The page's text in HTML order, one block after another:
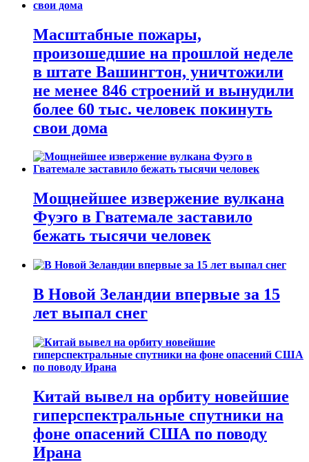
Масштабные пожары,
произошедшие на прошлой неделе
в штате Вашингтон, уничтожили
не менее 846 строений и вынудили
более 60 тыс. человек покинуть
свои дома
Мощнейшее извержение вулкана
Фуэго в Гватемале заставило
бежать тысячи человек
В Новой Зеландии впервые за 15
лет выпал снег
Китай вывел на орбиту новейшие
гиперспектральные спутники на
фоне опасений США по поводу
Ирана